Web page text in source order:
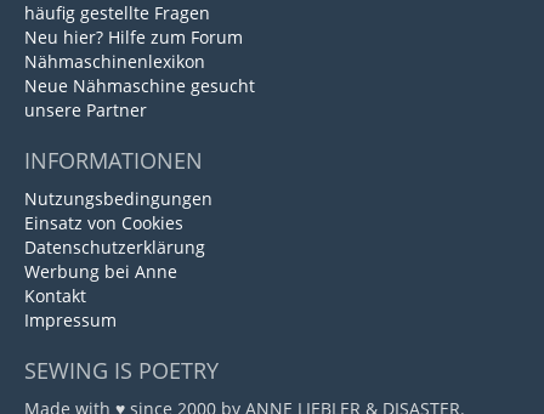
häufig gestellte Fragen
Neu hier? Hilfe zum Forum
Nähmaschinenlexikon
Neue Nähmaschine gesucht
unsere Partner
INFORMATIONEN
Nutzungsbedingungen
Einsatz von Cookies
Datenschutzerklärung
Werbung bei Anne
Kontakt
Impressum
SEWING IS POETRY
Made with ♥ since 2000 by ANNE LIEBLER & DISASTER.